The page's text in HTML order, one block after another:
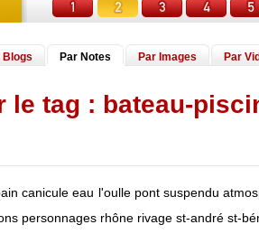
Blogs Par Notes Par Images Par
le tag : bateau-
canicule eau l'oulle pont suspendu
personnages rhône rivage st-andré st-